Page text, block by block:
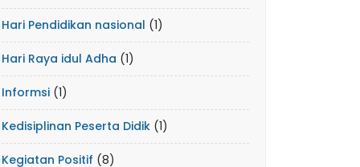
Hari Pendidikan nasional (1)
Hari Raya idul Adha (1)
Informsi (1)
Kedisiplinan Peserta Didik (1)
Kegiatan Positif (8)